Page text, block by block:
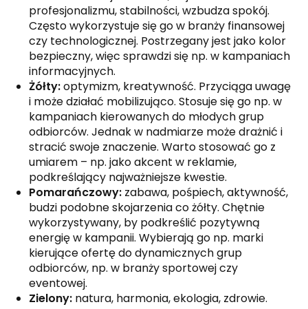
profesjonalizmu, stabilności, wzbudza spokój.
Często wykorzystuje się go w branży finansowej
czy technologicznej. Postrzegany jest jako kolor
bezpieczny, więc sprawdzi się np. w kampaniach
informacyjnych.
Żółty:optymizm, kreatywność. Przyciąga uwagę
i może działać mobilizująco. Stosuje się go np. w
kampaniach kierowanych do młodych grup
odbiorców. Jednak w nadmiarze może drażnić i
stracić swoje znaczenie. Warto stosować go z
umiarem – np. jako akcent w reklamie,
podkreślający najważniejsze kwestie.
Pomarańczowy: zabawa, pośpiech, aktywność,
budzi podobne skojarzenia co żółty. Chętnie
wykorzystywany, by podkreślić pozytywną
energię w kampanii. Wybierają go np. marki
kierujące ofertę do dynamicznych grup
odbiorców, np. w branży sportowej czy
eventowej.
Zielony: natura, harmonia, ekologia, zdrowie.